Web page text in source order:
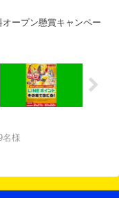
オープン懸賞キャンペー
名様